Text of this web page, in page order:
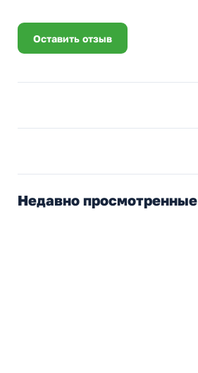
Оставить отзыв
Недавно